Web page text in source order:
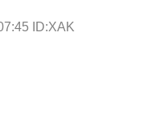
ID:XAK